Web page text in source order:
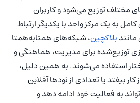
مختلف توزیع می‌شود و کاربران
به یک مرکز واحد با یکدیگر ارتباط
بلاکچین، شبکه‌های همتابه‌همتا
توزیع‌شده برای مدیریت، هماهنگی و
استفاده می‌شوند. به همین دلیل،
بیفتد یا تعدادی از نودها آفلاین
به فعالیت خود ادامه دهد و